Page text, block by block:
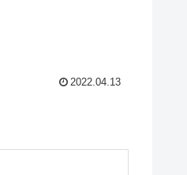
2022.04.13